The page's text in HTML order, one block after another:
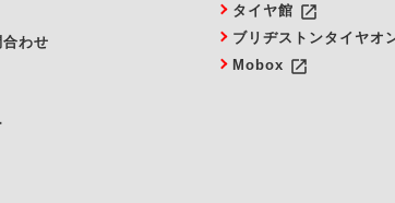
わせ
タイヤ館 launch
ブリヂストンタイヤオ
Mobox launch